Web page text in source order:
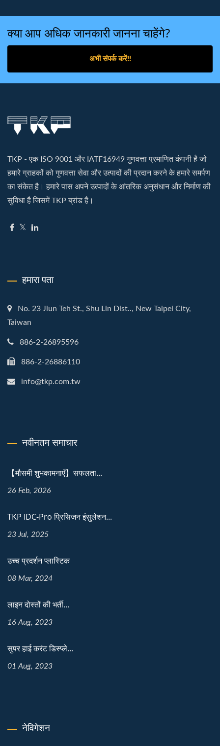
क्या आप अधिक जानकारी जानना चाहेंगे?
अभी संपर्क करें!!
TKP - एक ISO 9001 और IATF16949 गुणवत्ता प्रमाणित कंपनी है जो
हमारे ग्राहकों को गुणवत्ता सेवा और उत्पादों की प्रदान करने के हमारे समर्पण
का संकेत है। हमारे पास अपने उत्पादों के आंतरिक अनुसंधान और निर्माण की
सुविधा है जिसमें TKP ब्रांड है।
हमारा पता
No. 23 Jiun Teh St., Shu Lin Dist.., New Taipei City,
Taiwan
886-2-26895596
886-2-26886110
info@tkp.com.tw
नवीनतम समाचार
【मौसमी शुभकामनाएँ】सफलता...
26 Feb, 2026
TKP IDC-Pro प्रिसिजन इंसुलेशन...
23 Jul, 2025
उच्च प्रदर्शन प्लास्टिक
08 Mar, 2024
लाइन दोस्तों की भर्ती...
16 Aug, 2023
सुपर हाई करंट डिस्प्ले...
01 Aug, 2023
नेविगेशन